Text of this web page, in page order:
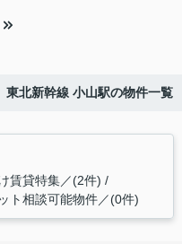
東北新幹線 小山駅の物件一覧
賃貸特集／(2件)
ト相談可能物件／(0件)